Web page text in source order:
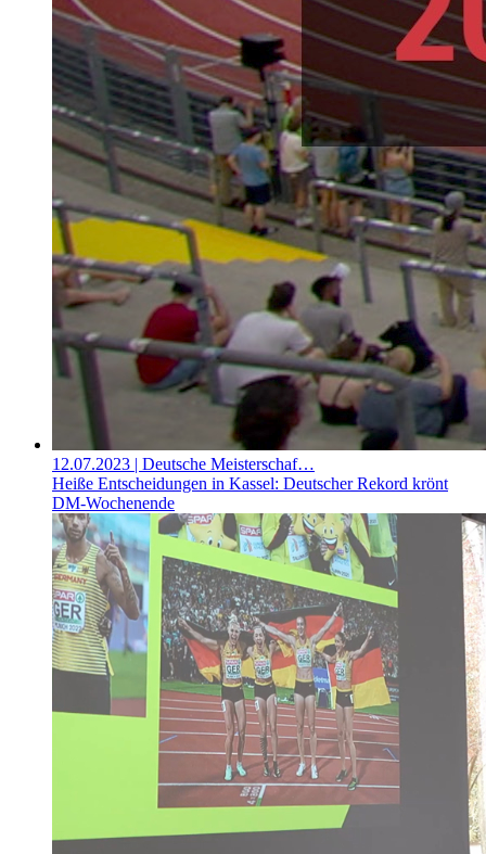
12.07.2023 | Deutsche Meisterschaf…
Heiße Entscheidungen in Kassel: Deutscher Rekord krönt
DM-Wochenende